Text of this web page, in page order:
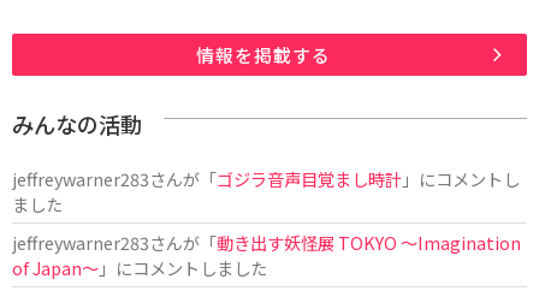
情報を掲載する
みんなの活動
jeffreywarner283さんが「ゴジラ音声目覚まし時計」にコメントし
ました
jeffreywarner283さんが「動き出す妖怪展 TOKYO 〜Imagination
of Japan〜」にコメントしました